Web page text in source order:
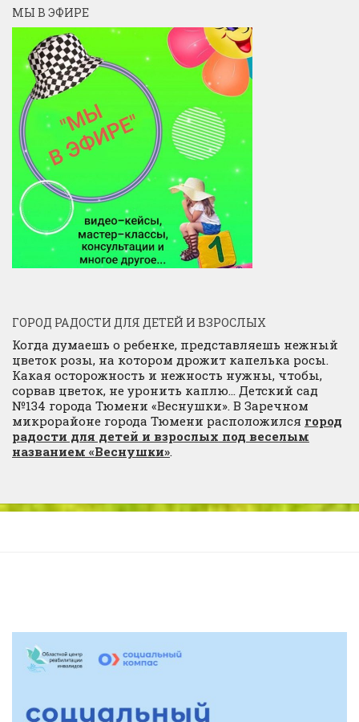
МЫ В ЭФИРЕ
ГОРОД РАДОСТИ ДЛЯ ДЕТЕЙ И ВЗРОСЛЫХ
Когда думаешь о ребенке, представляешь нежный
цветок розы, на котором дрожит капелька росы.
Какая осторожность и нежность нужны, чтобы,
сорвав цветок, не уронить каплю… Детский сад
№134 города Тюмени «Веснушки». В Заречном
микрорайоне города Тюмени расположился город
радости для детей и взрослых под веселым
названием «Веснушки».